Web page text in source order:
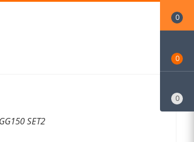
SET2
0
0
0